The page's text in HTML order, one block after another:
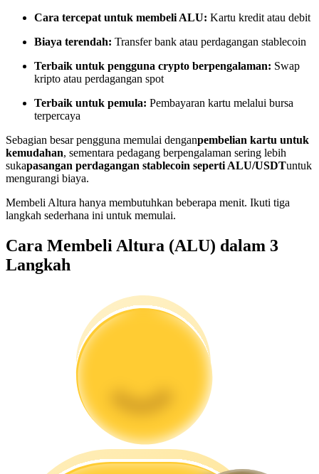
Menjadi Pedagang Salinan
Informasi
Analisis data besar termasuk info perdagangan, dll.
Panduan Pemula Berjangka
Cara tercepat untuk membeli ALU: Kartu kredit atau debit
Biaya terendah: Transfer bank atau perdagangan stablecoin
Terbaik untuk pengguna crypto berpengalaman: Swap
kripto atau perdagangan spot
Terbaik untuk pemula: Pembayaran kartu melalui bursa
terpercaya
Sebagian besar pengguna memulai denganpembelian kartu untuk
kemudahan, sementara pedagang berpengalaman sering lebih
sukapasangan perdagangan stablecoin seperti ALU/USDTuntuk
mengurangi biaya.
Membeli Altura hanya membutuhkan beberapa menit. Ikuti tiga
langkah sederhana ini untuk memulai.
Cara Membeli Altura (ALU) dalam 3
Langkah